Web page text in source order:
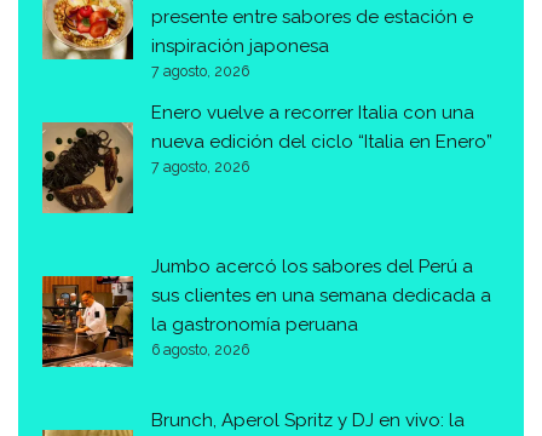
presente entre sabores de estación e
inspiración japonesa
7 agosto, 2026
Enero vuelve a recorrer Italia con una
nueva edición del ciclo “Italia en Enero”
7 agosto, 2026
Jumbo acercó los sabores del Perú a
sus clientes en una semana dedicada a
la gastronomía peruana
6 agosto, 2026
Brunch, Aperol Spritz y DJ en vivo: la